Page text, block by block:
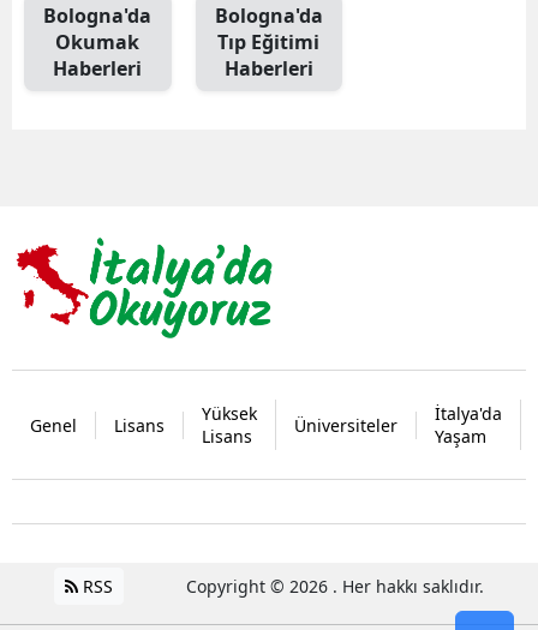
Bologna'da
Okumak
Haberleri
Bologna'da
Tıp Eğitimi
Haberleri
Genel Lisans
Yüksek
Lisans
Üniversiteler
İtalya'da
Yaşam
RSS Copyright © 2026 . Her hakkı saklıdır.